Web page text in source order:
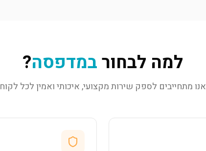
למה לבחורבמדפסה?
אנו מתחייבים לספק שירות מקצועי, איכותי ואמין לכל לקוח